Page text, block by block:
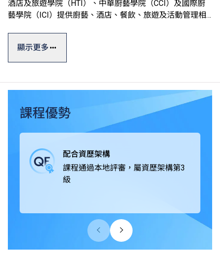
酒店及旅遊學院（HTI）、中華廚藝學院（CCI）及國際廚
藝學院（ICI）提供廚藝、酒店、餐飲、旅遊及活動管理相
學院設有完善的訓練設施，包括T酒店（訓練酒店）、中西
式訓練餐廳、多國菜系訓練廚房、葡萄酒研習室、咖啡訓練
課程獲本地及海外相關專業組織認可，畢業生可投身不同的
款待業機構，例如酒店及度假村、郵輪及主題樂園、餐飲集
團及食肆、私人會所及展覽、航空公司及旅行社、餐飲及葡
顯示更多
課程優勢
配合資歷架構
課程通過本地評審，屬資歷架構第3
級